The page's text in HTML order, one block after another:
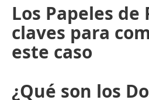
Los Papeles de
claves para
este caso
¿Qué son los